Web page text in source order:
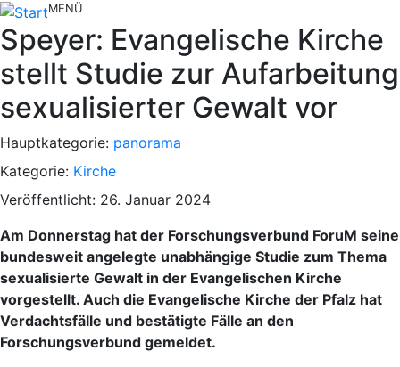
MENÜ
Speyer: Evangelische Kirche
stellt Studie zur Aufarbeitung
sexualisierter Gewalt vor
Hauptkategorie: panorama
Kategorie: Kirche
Veröffentlicht: 26. Januar 2024
Am Donnerstag hat der Forschungsverbund ForuM seine
bundesweit angelegte unabhängige Studie zum Thema
sexualisierte Gewalt in der Evangelischen Kirche
vorgestellt. Auch die Evangelische Kirche der Pfalz hat
Verdachtsfälle und bestätigte Fälle an den
Forschungsverbund gemeldet.